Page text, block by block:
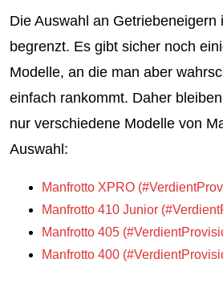
Die Auswahl an Getriebeneigern
begrenzt. Es gibt sicher noch
Modelle, an die man aber
einfach rankommt. Daher
nur verschiedene Modelle von
Auswahl:
Manfrotto XPRO
Manfrotto 410 Junior
Manfrotto 405
Manfrotto 400